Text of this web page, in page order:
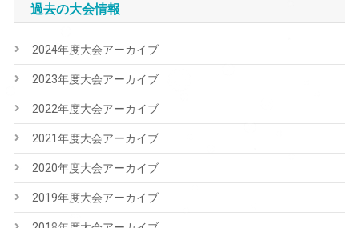
過去の大会情報
2024年度大会アーカイブ
2023年度大会アーカイブ
2022年度大会アーカイブ
2021年度大会アーカイブ
2020年度大会アーカイブ
2019年度大会アーカイブ